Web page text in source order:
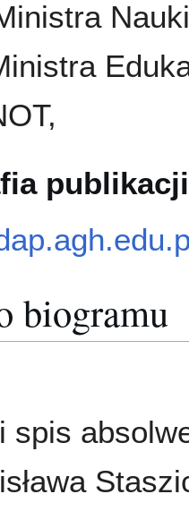
publikacji
biogramu
spis